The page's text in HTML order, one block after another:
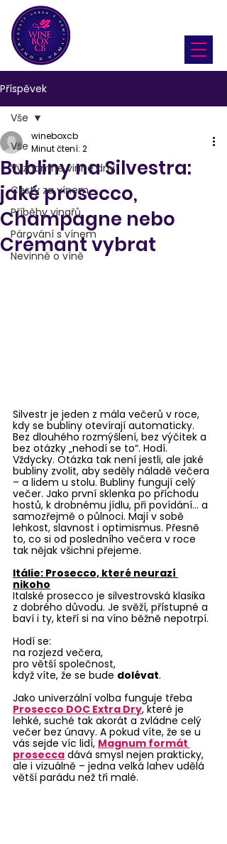
Příspěvek
Vše
Významné vinné dny
Cesty za vínem
Příběhy vinařů
Párování s vínem
Nevinně o víně
Vše
Bubliny na Silvestra:
jaké prosecco,
Champagne nebo
Crémant vybrat
wineboxcb
Minut čtení: 2
Silvestr je jeden z mála večerů v roce,
kdy se bubliny otevírají automaticky.
Bez dlouhého rozmýšlení, bez výčitek a
bez otázky „nehodí se to“. Hodí.
Vždycky. Otázka tak není jestli, ale jaké
bubliny zvolit, aby seděly náladě večera
– a lidem u stolu. Bubliny fungují celý
večer. Jako první sklenka po příchodu
hostů, k drobnému jídlu, při povídání… a
samozřejmě o půlnoci. Mají v sobě
lehkost, slavnost i optimismus. Přesně
to, co si od posledního večera v roce
tak nějak všichni přejeme.
Itálie: Prosecco, které neurazí
nikoho
Italské prosecco je silvestrovská klasika
z dobrého důvodu. Je svěží, přístupné a
baví i ty, kteří si na víno běžně nepotrpí.
Hodí se:
na rozjezd večera,
pro větší společnost,
když víte, že se bude dolévat.
Jako univerzální volba funguje třeba
Prosecco DOC Extra Dry, které je
lehké, suché tak akorát a zvládne celý
večer bez únavy. A pokud víte, že se u
vás sejde víc lidí, Magnum formát
prosecca dává smysl nejen prakticky,
ale i vizuálně – jedna velká lahev udělá
větší parádu než tři malé.